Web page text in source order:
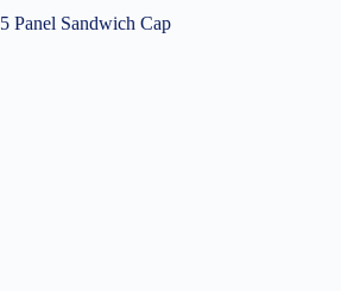
5 Panel Sandwich Cap